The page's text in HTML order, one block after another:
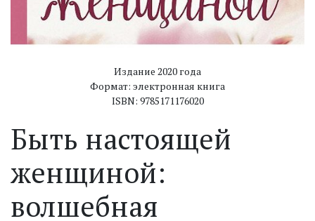
Издание 2020 года
Формат: электронная книга
ISBN: 9785171176020
Быть настоящей
женщиной:
волшебная